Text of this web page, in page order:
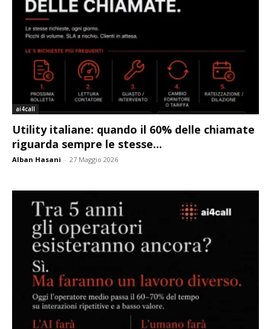
ai4call
Utility italiane: quando il 60% delle chiamate
riguarda sempre le stesse...
Alban Hasani - 27 Maggio 2026